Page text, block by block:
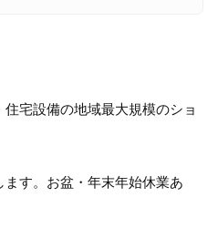
宅設備の地域最大規模のショ
す。お盆・年末年始休業あ